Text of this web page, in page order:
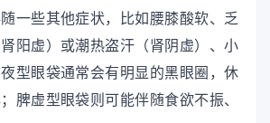
一些其他症状，比如腰膝酸软、乏
阳虚）或潮热盗汗（肾阴虚）、小
型眼袋通常会有明显的黑眼圈，休
脾虚型眼袋则可能伴随食欲不振、